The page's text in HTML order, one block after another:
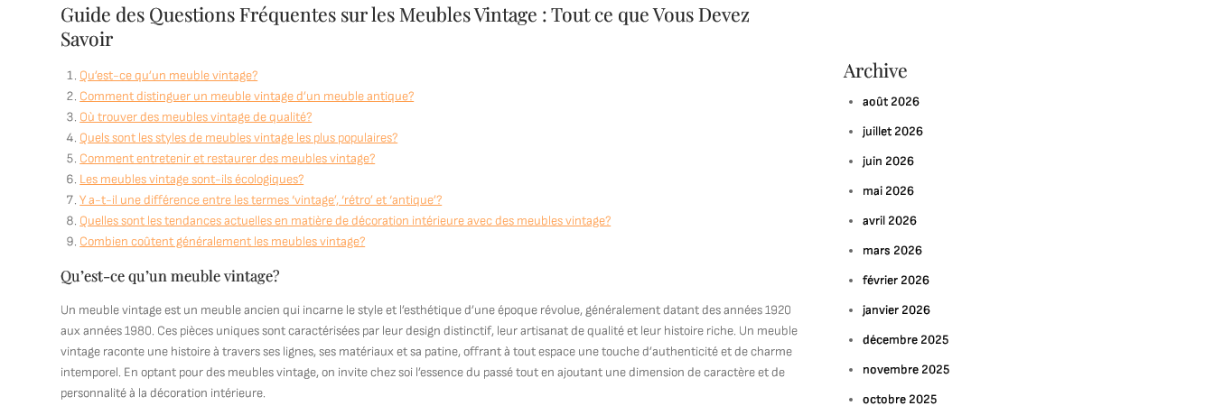
Guide des Questions Fréquentes sur les Meubles Vintage : Tout ce que Vous Devez
Savoir
Qu’est-ce qu’un meuble vintage?
Comment distinguer un meuble vintage d’un meuble antique?
Où trouver des meubles vintage de qualité?
Quels sont les styles de meubles vintage les plus populaires?
Comment entretenir et restaurer des meubles vintage?
Les meubles vintage sont-ils écologiques?
Y a-t-il une différence entre les termes ‘vintage’, ‘rétro’ et ‘antique’?
Quelles sont les tendances actuelles en matière de décoration intérieure avec des meubles vintage?
Combien coûtent généralement les meubles vintage?
Qu’est-ce qu’un meuble vintage?
Un meuble vintage est un meuble ancien qui incarne le style et l’esthétique d’une époque révolue, généralement datant des années 1920
aux années 1980. Ces pièces uniques sont caractérisées par leur design distinctif, leur artisanat de qualité et leur histoire riche. Un meuble
vintage raconte une histoire à travers ses lignes, ses matériaux et sa patine, offrant à tout espace une touche d’authenticité et de charme
intemporel. En optant pour des meubles vintage, on invite chez soi l’essence du passé tout en ajoutant une dimension de caractère et de
personnalité à la décoration intérieure.
Archive
août 2026
juillet 2026
juin 2026
mai 2026
avril 2026
mars 2026
février 2026
janvier 2026
décembre 2025
novembre 2025
octobre 2025